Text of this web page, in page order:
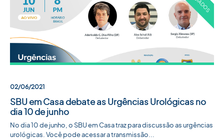
02/06/2021
SBU em Casa debate as Urgências Urológicas no
dia 10 de junho
No dia 10 de junho, o SBU em Casa traz para discussão as urgências
urológicas. Você pode acessar a transmissão...